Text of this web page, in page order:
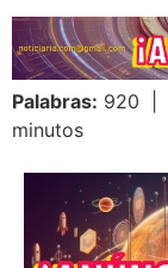
Palabras: 920 |
minutos